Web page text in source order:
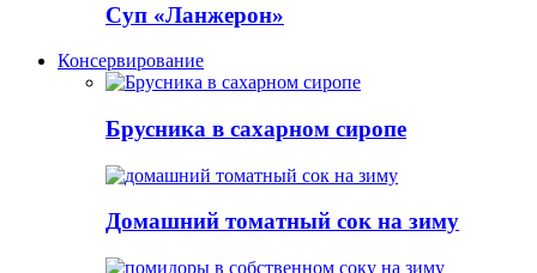
Суп «Ланжерон»
Консервирование
Брусника в сахарном сиропе
Домашний томатный сок на зиму